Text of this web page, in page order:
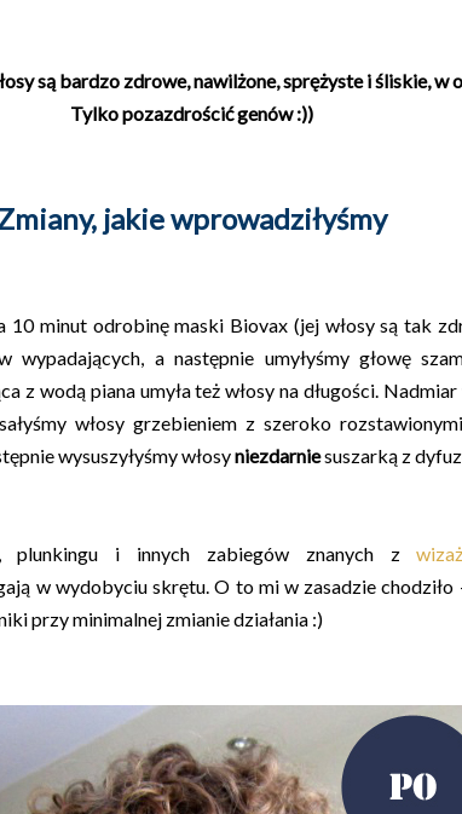
są bardzo zdrowe, nawilżone, sprężyste i śliskie, w
Tylko pozazdrościć genów :))
jakie wprowadziłyśmy
10 minut odrobinę maski Biovax (jej włosy są tak
wypadających, a następnie umyłyśmy głowę
z wodą piana umyła też włosy na długości.
włosy grzebieniem z szeroko
wysuszyłyśmy włosyniezdarniesuszarką z
plunkingu i innych zabiegów znanych z
w wydobyciu skrętu. O to mi w zasadzie chodziło
przy minimalnej zmianie działania :)